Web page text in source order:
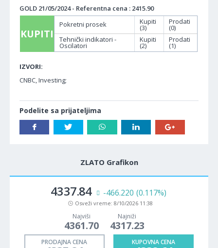
GOLD 21/05/2024 - Referentna cena : 2415.90
KUPITI
Pokretni prosek Kupiti
(3)
Prodati
(0)
Tehnički indikatori -
Oscilatori
Kupiti
(2)
Prodati
(1)
IZVORI:
CNBC, Investing;
Podelite sa prijateljima
ZLATO Grafikon
4337.84 -466.220 (0.117%)
Osveži vreme: 8/10/2026 11:38
Najviši
4361.70
Najniži
4317.23
PRODAJNA CENA KUPOVNA CENA